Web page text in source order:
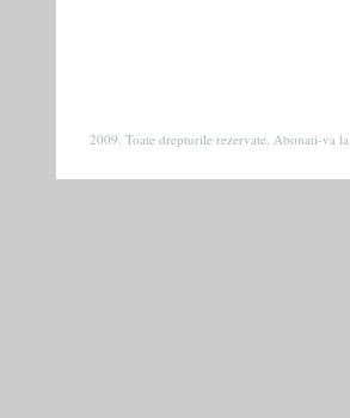
2009. Toate drepturile rezervate. Abonati-va la